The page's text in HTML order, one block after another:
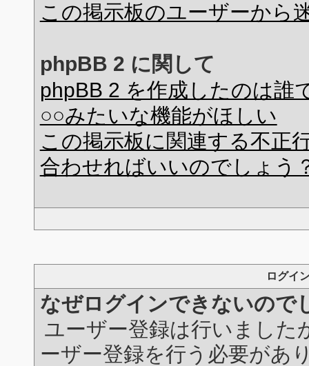
この掲示板のユーザーから
phpBB 2 に関して
phpBB 2 を作成したのは誰
○○みたいな機能がほしい
この掲示板に関連する不正
合わせればいいのでしょう
ログイ
なぜログインできないので
ユーザー登録は行いまし
ーザー登録を行う必要があ